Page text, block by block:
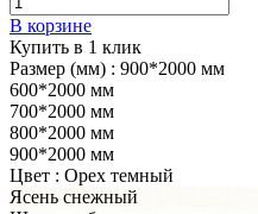
В корзине
Купить в 1 клик
Размер (мм) : 900*2000 мм
600*2000 мм
700*2000 мм
800*2000 мм
900*2000 мм
Цвет : Орех темный
Ясень снежный